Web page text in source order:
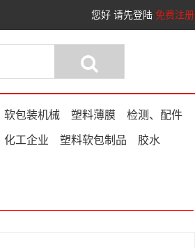
您好 请先登陆 免费注册
软包装机械 塑料薄膜
检测、配件
化工企业
塑料软包制品
胶水